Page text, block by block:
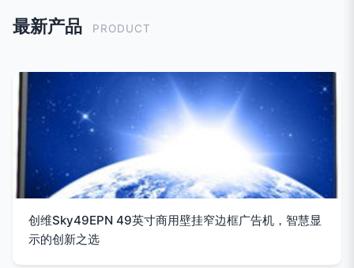
最新产品 PRODUCT
创维Sky49EPN 49英寸商用壁挂窄边框广告机，智慧显
示的创新之选